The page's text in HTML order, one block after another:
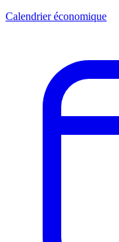
Calendrier économique